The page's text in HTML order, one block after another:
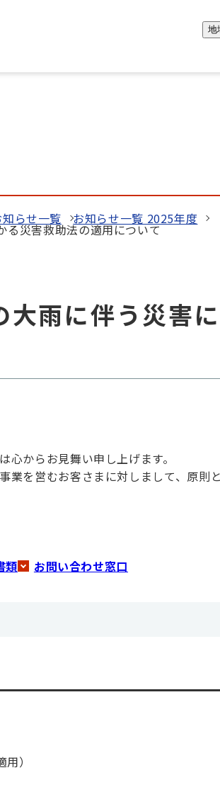
地
らせ一覧 お知らせ一覧 2025年度
る災害救助法の適用について
雨に伴う災害
からお見舞い申し上げます。
業を営むお客さまに対しまして、原則
類 お問い合わせ窓口
）